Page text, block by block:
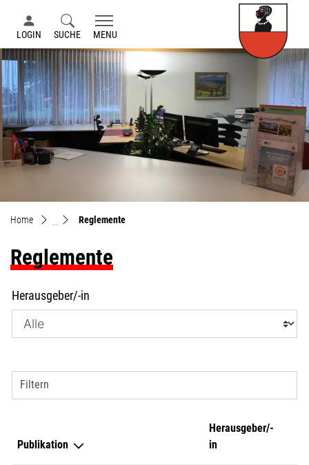
zur Startseite
Direkt zur Hauptnavigation
Direkt zum Inhalt
Direkt zur Suche
Direkt zum Stichwortverzeichnis
LOGIN SUCHE MENU
Home Reglemente(ausgewählt)
Reglemente
Herausgeber/-in
Filtern
Publikation
Herausgeber/-
in